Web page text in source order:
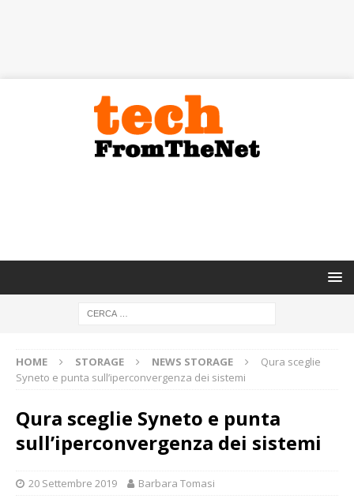
HOME STORAGE NEWS STORAGE
Qura sceglie
Syneto e punta sull’iperconvergenza dei sistemi
Qura sceglie Syneto e punta
sull’iperconvergenza dei sistemi
20 Settembre 2019 Barbara Tomasi